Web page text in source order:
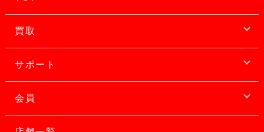
買取
サポート
会員